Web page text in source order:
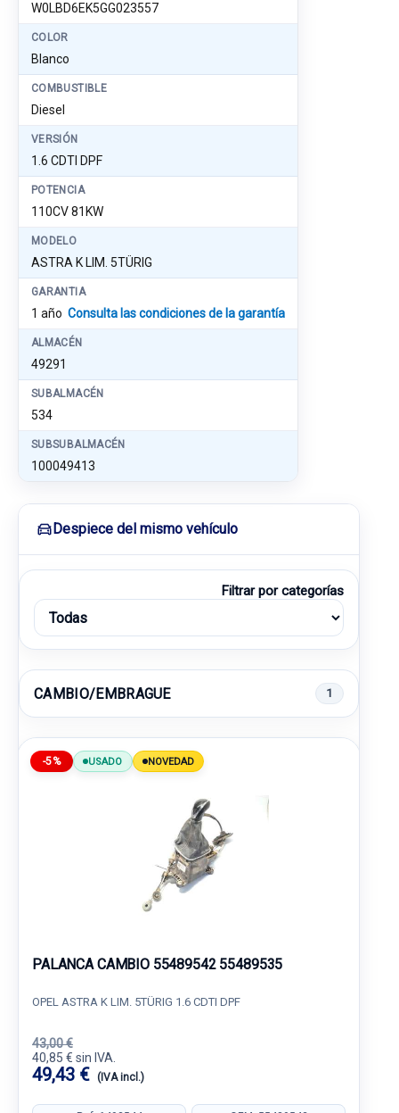
W0LBD6EK5GG023557
COLOR
Blanco
COMBUSTIBLE
Diesel
VERSIÓN
1.6 CDTI DPF
POTENCIA
110CV 81KW
MODELO
ASTRA K LIM. 5TÜRIG
GARANTIA
1 año Consulta las condiciones de la garantía
ALMACÉN
49291
SUBALMACÉN
534
SUBSUBALMACÉN
100049413
Despiece del mismo vehículo
Filtrar por categorías
CAMBIO/EMBRAGUE 1
-5% USADO NOVEDAD
PALANCA CAMBIO 55489542 55489535
OPEL ASTRA K LIM. 5TÜRIG 1.6 CDTI DPF
43,00 €
40,85 € sin IVA.
49,43 € (IVA incl.)